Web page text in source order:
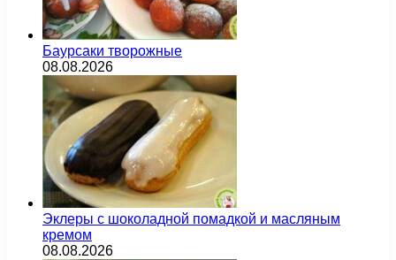
Баурсаки творожные
08.08.2026
Эклеры с шоколадной помадкой и масляным
кремом
08.08.2026